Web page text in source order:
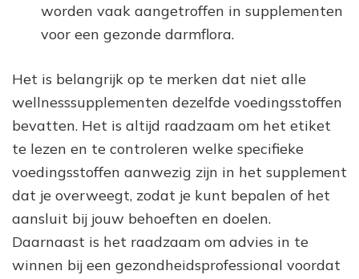
worden vaak aangetroffen in supplementen
voor een gezonde darmflora.
Het is belangrijk op te merken dat niet alle
wellnesssupplementen dezelfde voedingsstoffen
bevatten. Het is altijd raadzaam om het etiket
te lezen en te controleren welke specifieke
voedingsstoffen aanwezig zijn in het supplement
dat je overweegt, zodat je kunt bepalen of het
aansluit bij jouw behoeften en doelen.
Daarnaast is het raadzaam om advies in te
winnen bij een gezondheidsprofessional voordat